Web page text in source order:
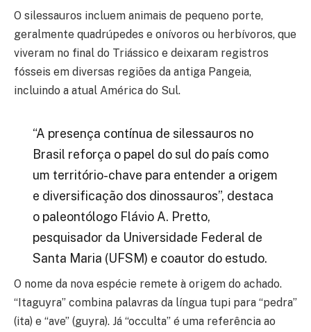
O silessauros incluem animais de pequeno porte,
geralmente quadrúpedes e onívoros ou herbívoros, que
viveram no final do Triássico e deixaram registros
fósseis em diversas regiões da antiga Pangeia,
incluindo a atual América do Sul.
“A presença contínua de silessauros no
Brasil reforça o papel do sul do país como
um território-chave para entender a origem
e diversificação dos dinossauros”, destaca
o paleontólogo Flávio A. Pretto,
pesquisador da Universidade Federal de
Santa Maria (UFSM) e coautor do estudo.
O nome da nova espécie remete à origem do achado.
“Itaguyra” combina palavras da língua tupi para “pedra”
(ita) e “ave” (guyra). Já “occulta” é uma referência ao